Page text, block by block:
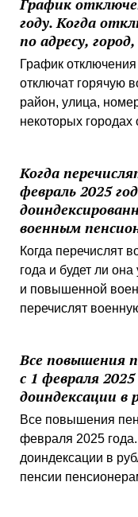
году. Когда
по адресу,
График
отключат горячую
район, улица,
некоторых
Когда
февраль 2025
военным
Когда перечислят
года и будет ли
и повышенной
перечислят
Все повышения
с 1 февраля
доиндексации в
Все повышения
февраля 2025
доиндексации в
пенсии